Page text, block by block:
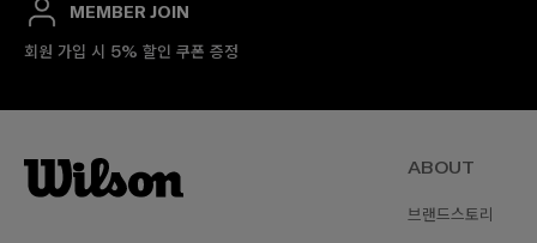
MEMBER JOIN
회원 가입 시 5% 할인 쿠폰 증정
ABOUT
브랜드스토리